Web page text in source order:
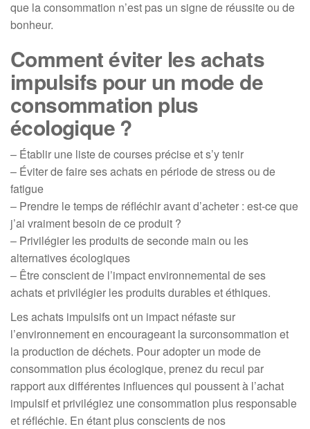
que la consommation n’est pas un signe de réussite ou de
bonheur.
Comment éviter les achats
impulsifs pour un mode de
consommation plus
écologique ?
– Établir une liste de courses précise et s’y tenir
– Éviter de faire ses achats en période de stress ou de
fatigue
– Prendre le temps de réfléchir avant d’acheter : est-ce que
j’ai vraiment besoin de ce produit ?
– Privilégier les produits de seconde main ou les
alternatives écologiques
– Être conscient de l’impact environnemental de ses
achats et privilégier les produits durables et éthiques.
Les achats impulsifs ont un impact néfaste sur
l’environnement en encourageant la surconsommation et
la production de déchets. Pour adopter un mode de
consommation plus écologique, prenez du recul par
rapport aux différentes influences qui poussent à l’achat
impulsif et privilégiez une consommation plus responsable
et réfléchie. En étant plus conscients de nos